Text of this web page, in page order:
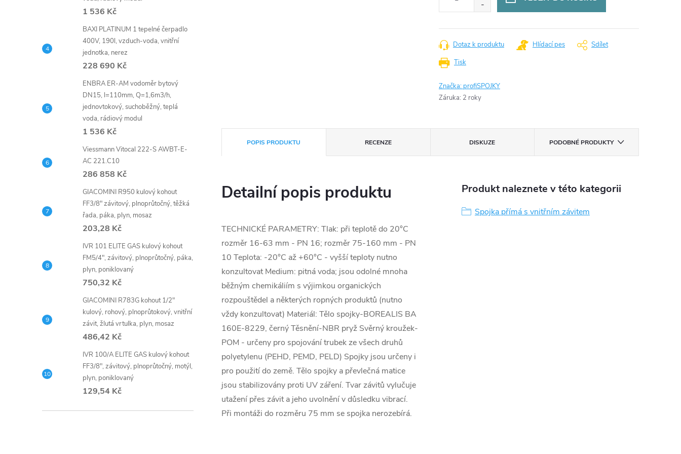
l
1 536 Kč
BAXI PLATINUM 1 tepelné čerpadlo
400V, 190l, vzduch-voda, vnitřní
jednotka, nerez
228 690 Kč
ENBRA ER-AM vodoměr bytový
DN15, l=110mm, Q=1,6m3/h,
jednovtokový, suchoběžný, teplá
voda, rádiový modul
1 536 Kč
Viessmann Vitocal 222-S AWBT-E-
AC 221.C10
286 858 Kč
GIACOMINI R950 kulový kohout
FF3/8" závitový, plnoprůtočný, těžká
řada, páka, plyn, mosaz
203,28 Kč
IVR 101 ELITE GAS kulový kohout
FM5/4", závitový, plnoprůtočný, páka,
plyn, poniklovaný
750,32 Kč
GIACOMINI R783G kohout 1/2"
kulový, rohový, plnoprůtokový, vnitřní
závit, žlutá vrtulka, plyn, mosaz
486,42 Kč
IVR 100/A ELITE GAS kulový kohout
FF3/8", závitový, plnoprůtočný, motýl,
plyn, poniklovaný
129,54 Kč
Tisk
Dotaz k produktu Hlídací pes Sdílet
Značka: profiSPOJKY
Záruka: 2 roky
POPIS PRODUKTU RECENZE DISKUZE PODOBNÉ PRODUKTY
Detailní popis produktu
TECHNICKÉ PARAMETRY: Tlak: při teplotě do 20°C
rozměr 16-63 mm - PN 16; rozměr 75-160 mm - PN
10 Teplota: -20°C až +60°C - vyšší teploty nutno
konzultovat Medium: pitná voda; jsou odolné mnoha
běžným chemikáliím s výjimkou organických
rozpouštědel a některých ropných produktů (nutno
vždy konzultovat) Materiál: Tělo spojky-BOREALIS BA
160E-8229, černý Těsnění-NBR pryž Svěrný kroužek-
POM - určeny pro spojování trubek ze všech druhů
polyetylenu (PEHD, PEMD, PELD) Spojky jsou určeny i
pro použití do země. Tělo spojky a převlečná matice
jsou stabilizovány proti UV záření. Tvar závitů vylučuje
utažení přes závit a jeho uvolnění v důsledku vibrací.
Při montáži do rozměru 75 mm se spojka nerozebírá.
Produkt naleznete v této kategorii
Spojka přímá s vnitřním závitem